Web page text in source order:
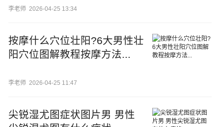
李老师 2026-04-25 13:34
按摩什么穴位壮阳?6大男性壮
阳穴位图解教程按摩方法...
李老师 2026-04-25 11:47
尖锐湿尤图症状图片男 男性